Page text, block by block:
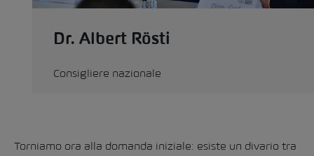
Dr. Albert Rösti
Consigliere nazionale
Torniamo ora alla domanda iniziale: esiste un divario tra